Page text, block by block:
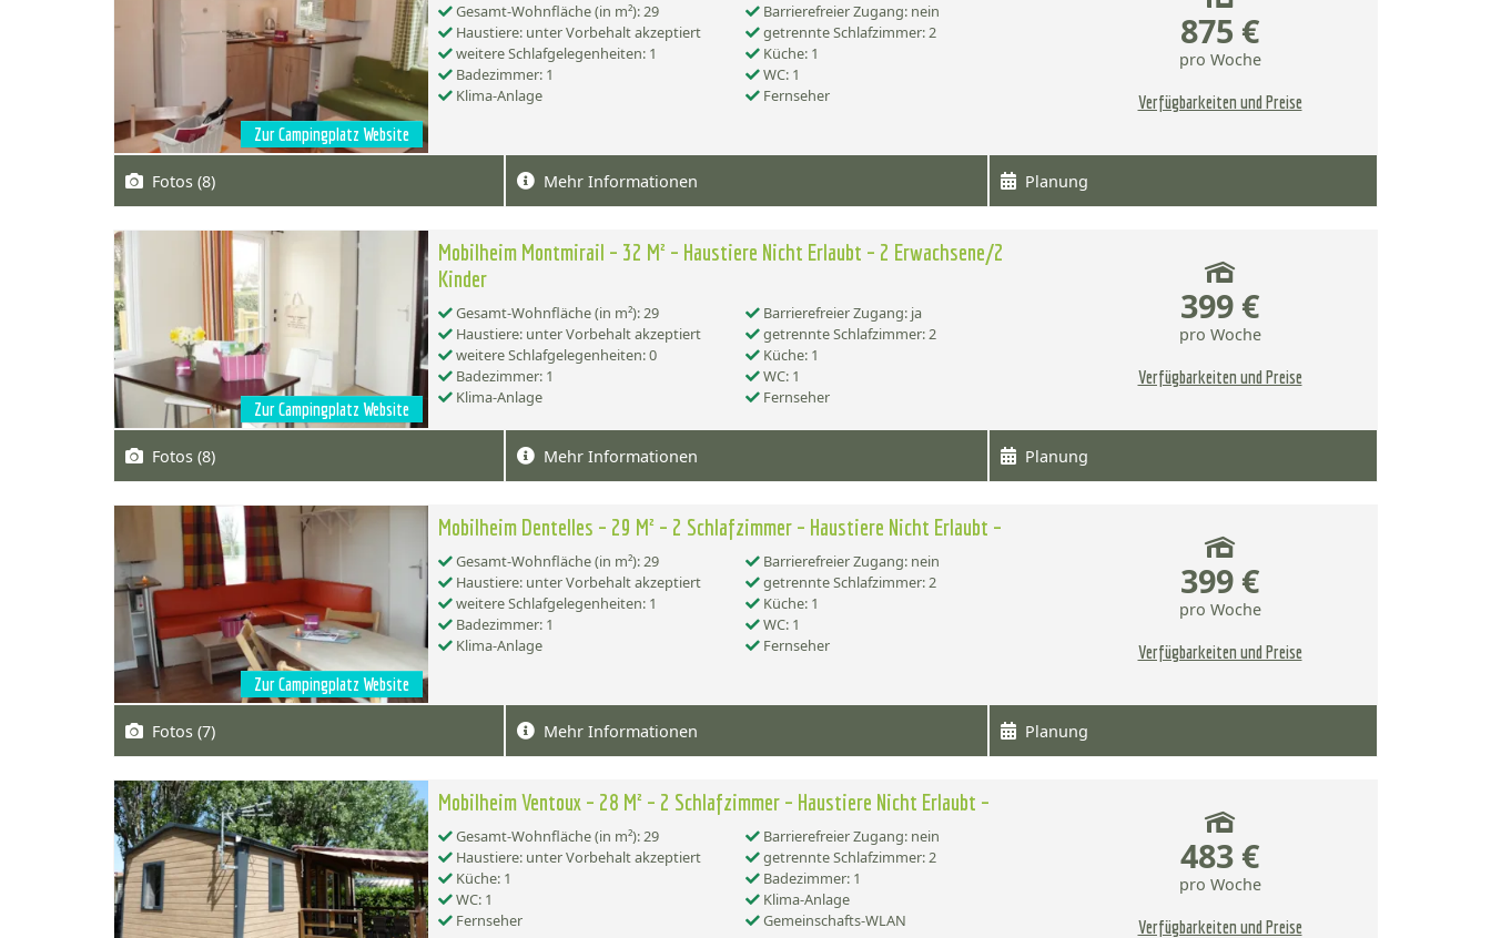
Zur Campingplatz Website
Gesamt-Wohnfläche (in m²): 29
Barrierefreier Zugang: nein
Haustiere: unter Vorbehalt akzeptiert
getrennte Schlafzimmer: 2
weitere Schlafgelegenheiten: 1
Küche: 1
Badezimmer: 1
WC: 1
Klima-Anlage
Fernseher
875 €
pro Woche
Verfügbarkeiten und Preise
Fotos (8) Mehr Informationen Planung
Zur Campingplatz Website
Mobilheim Montmirail – 32 M² – Haustiere Nicht Erlaubt – 2 Erwachsene/2
Kinder
Gesamt-Wohnfläche (in m²): 29
Barrierefreier Zugang: ja
Haustiere: unter Vorbehalt akzeptiert
getrennte Schlafzimmer: 2
weitere Schlafgelegenheiten: 0
Küche: 1
Badezimmer: 1
WC: 1
Klima-Anlage
Fernseher
399 €
pro Woche
Verfügbarkeiten und Preise
Fotos (8) Mehr Informationen Planung
Zur Campingplatz Website
Mobilheim Dentelles – 29 M² – 2 Schlafzimmer – Haustiere Nicht Erlaubt –
Gesamt-Wohnfläche (in m²): 29
Barrierefreier Zugang: nein
Haustiere: unter Vorbehalt akzeptiert
getrennte Schlafzimmer: 2
weitere Schlafgelegenheiten: 1
Küche: 1
Badezimmer: 1
WC: 1
Klima-Anlage
Fernseher
399 €
pro Woche
Verfügbarkeiten und Preise
Fotos (7) Mehr Informationen Planung
Mobilheim Ventoux – 28 M² – 2 Schlafzimmer – Haustiere Nicht Erlaubt –
Gesamt-Wohnfläche (in m²): 29
Barrierefreier Zugang: nein
Haustiere: unter Vorbehalt akzeptiert
getrennte Schlafzimmer: 2
Küche: 1
Badezimmer: 1
WC: 1
Klima-Anlage
Fernseher
Gemeinschafts-WLAN
483 €
pro Woche
Verfügbarkeiten und Preise